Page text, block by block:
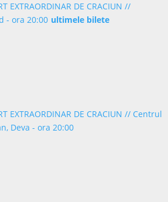
EXTRAORDINAR DE CRACIUN //
- ora 20:00 ultimele bilete
EXTRAORDINAR DE CRACIUN // Centrul
Deva - ora 20:00